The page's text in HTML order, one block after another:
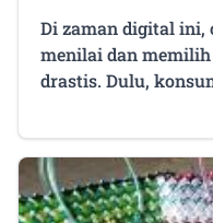
Di zaman digital ini,
menilai dan
drastis. Dulu,
mengetahui
lebih percaya pada
yang benar-benar
Salah satu sumber